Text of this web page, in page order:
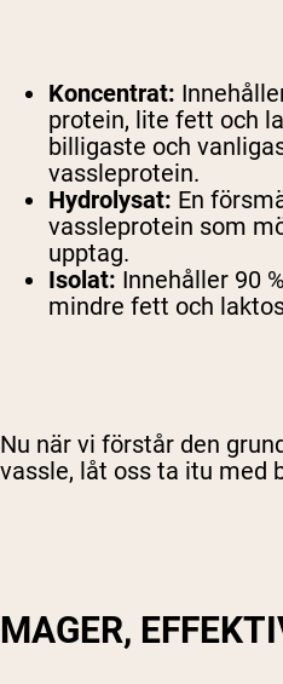
Koncentrat:
protein, lite fett och
billigaste och
vassleprotein.
Hydrolysat: En
vassleprotein som
upptag.
Isolat: Innehåller 90
mindre fett och
Nu när vi förstår den
vassle, låt oss ta itu med
MAGER,